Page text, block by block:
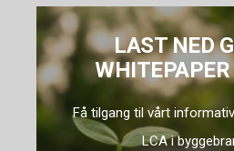
LAST NED
Få tilgang til vårt
LCA i